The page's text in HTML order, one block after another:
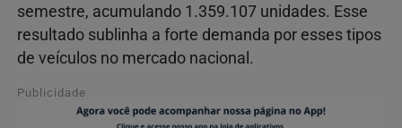
semestre, acumulando 1.359.107 unidades. Esse
resultado sublinha a forte demanda por esses tipos
de veículos no mercado nacional.
Publicidade